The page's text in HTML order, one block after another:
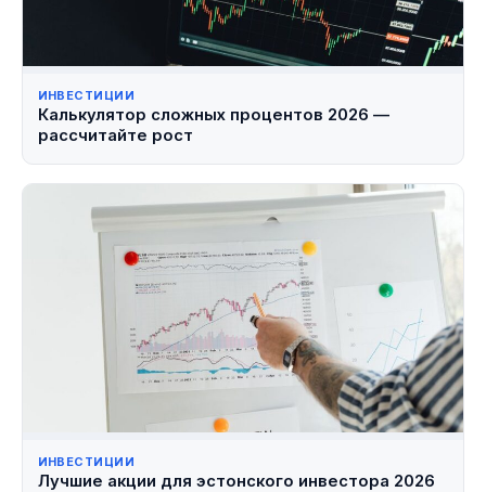
ИНВЕСТИЦИИ
Калькулятор сложных процентов 2026 —
рассчитайте рост
ИНВЕСТИЦИИ
Лучшие акции для эстонского инвестора 2026